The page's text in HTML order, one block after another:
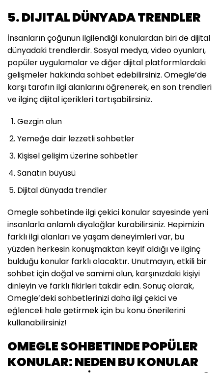
5. DIJITAL DÜNYADA TRENDLER
İnsanların çoğunun ilgilendiği konulardan biri de dijital
dünyadaki trendlerdir. Sosyal medya, video oyunları,
popüler uygulamalar ve diğer dijital platformlardaki
gelişmeler hakkında sohbet edebilirsiniz. Omegle’de
karşı tarafın ilgi alanlarını öğrenerek, en son trendleri
ve ilginç dijital içerikleri tartışabilirsiniz.
Gezgin olun
Yemeğe dair lezzetli sohbetler
Kişisel gelişim üzerine sohbetler
Sanatın büyüsü
Dijital dünyada trendler
Omegle sohbetinde ilgi çekici konular sayesinde yeni
insanlarla anlamlı diyaloğlar kurabilirsiniz. Hepimizin
farklı ilgi alanları ve yaşam deneyimleri var, bu
yüzden herkesin konuşmaktan keyif aldığı ve ilginç
bulduğu konular farklı olacaktır. Unutmayın, etkili bir
sohbet için doğal ve samimi olun, karşınızdaki kişiyi
dinleyin ve farklı fikirleri takdir edin. Sonuç olarak,
Omegle’deki sohbetlerinizi daha ilgi çekici ve
eğlenceli hale getirmek için bu konu önerilerini
kullanabilirsiniz!
OMEGLE SOHBETINDE POPÜLER
KONULAR: NEDEN BU KONULAR